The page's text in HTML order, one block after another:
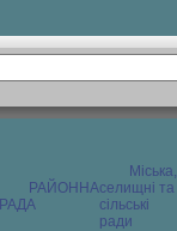
РАЙОННА
РАДА
Міська,
селищні та
сільські
ради